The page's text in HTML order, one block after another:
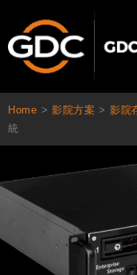
主
Home > 影院方案 > 影院
統